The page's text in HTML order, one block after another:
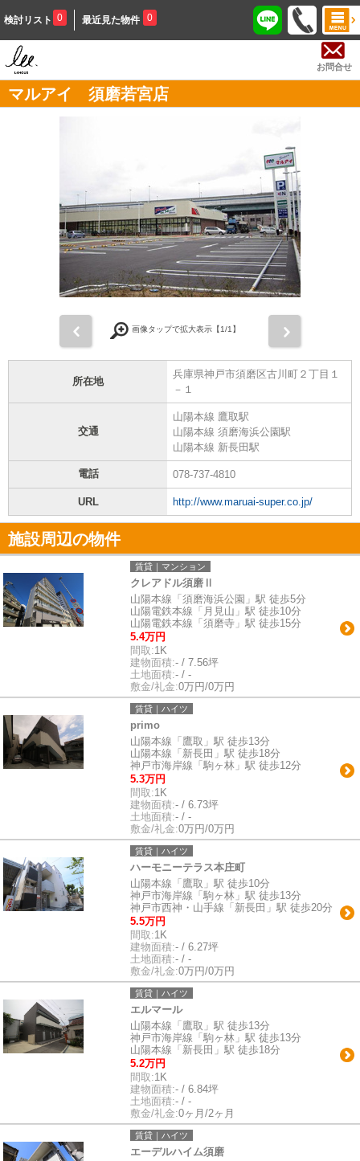
検討リスト 0 最近見た物件 0
お問合せ
マルアイ 須磨若宮店
画像タップで拡大表示【1/1】
所在地
兵庫県神戸市須磨区古川町２丁目１
－１
交通
山陽本線 鷹取駅
山陽本線 須磨海浜公園駅
山陽本線 新長田駅
電話 078-737-4810
URL http://www.maruai-super.co.jp/
施設周辺の物件
賃貸｜マンション
クレアドル須磨Ⅱ
山陽本線「須磨海浜公園」駅 徒歩5分
山陽電鉄本線「月見山」駅 徒歩10分
山陽電鉄本線「須磨寺」駅 徒歩15分
5.4万円
間取:1K
建物面積:- / 7.56坪
土地面積:- / -
敷金/礼金:0万円/0万円
賃貸｜ハイツ
primo
山陽本線「鷹取」駅 徒歩13分
山陽本線「新長田」駅 徒歩18分
神戸市海岸線「駒ヶ林」駅 徒歩12分
5.3万円
間取:1K
建物面積:- / 6.73坪
土地面積:- / -
敷金/礼金:0万円/0万円
賃貸｜ハイツ
ハーモニーテラス本庄町
山陽本線「鷹取」駅 徒歩10分
神戸市海岸線「駒ヶ林」駅 徒歩13分
神戸市西神・山手線「新長田」駅 徒歩20分
5.5万円
間取:1K
建物面積:- / 6.27坪
土地面積:- / -
敷金/礼金:0万円/0万円
賃貸｜ハイツ
エルマール
山陽本線「鷹取」駅 徒歩13分
神戸市海岸線「駒ヶ林」駅 徒歩13分
山陽本線「新長田」駅 徒歩18分
5.2万円
間取:1K
建物面積:- / 6.84坪
土地面積:- / -
敷金/礼金:0ヶ月/2ヶ月
賃貸｜ハイツ
エーデルハイム須磨